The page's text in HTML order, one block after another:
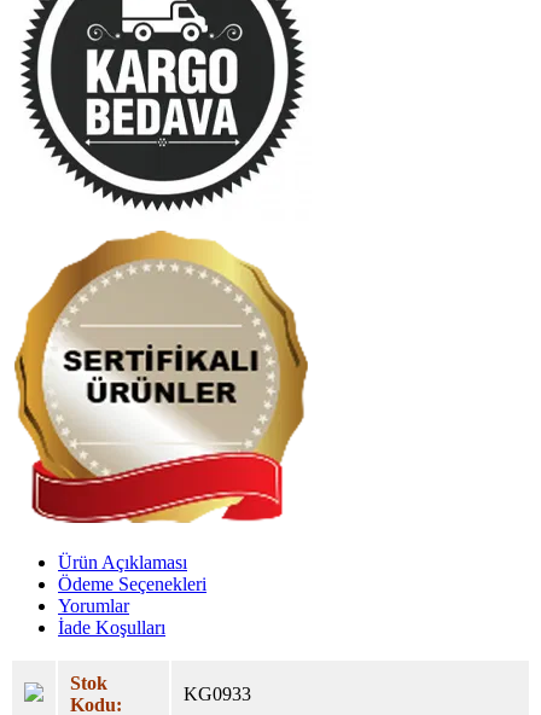
Ürün Açıklaması
Ödeme Seçenekleri
Yorumlar
İade Koşulları
Stok
Kodu:
KG0933